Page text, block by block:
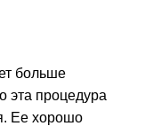
больше
эта процедура
Ее хорошо